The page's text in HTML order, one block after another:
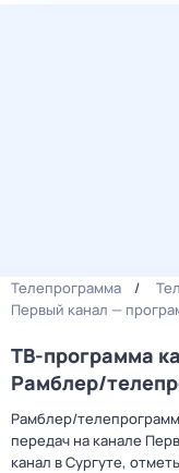
Телепрограмма
Первый канал —
ТВ-программа
Рамблер/
Рамблер/
передач на канале
канал в Сургуте,